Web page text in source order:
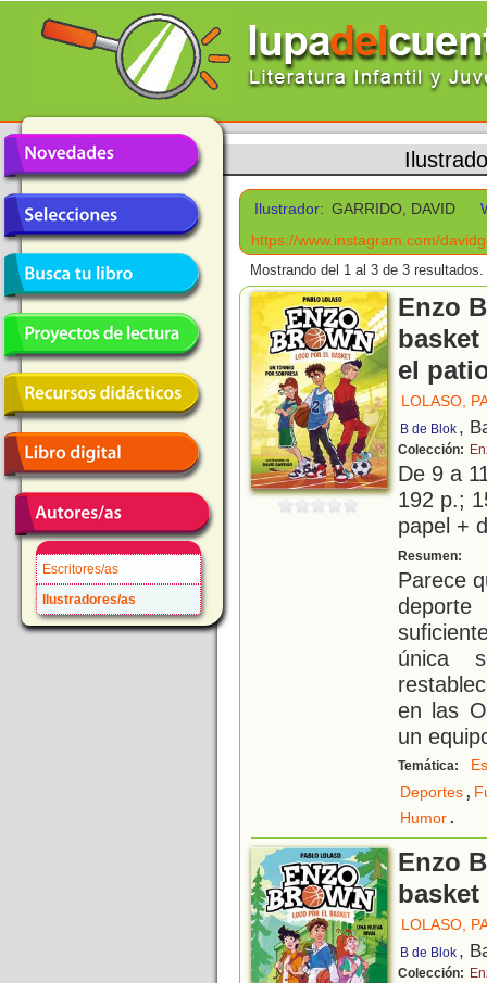
Escritores/as
Ilustradores/as
Ilustrador: GARRIDO, DAVID
https://www.instagram.com/
Mostrando del 1 al 3 de 3 resultados.
Enzo
el
LOLASO,
B de Blok ,
Colección:
De 9 a
192 p.;
papel +
Resumen:
Parece
única
en las
un
Temática:
Deportes,
Humor.
Enzo
LOLASO,
B de Blok ,
Colección: